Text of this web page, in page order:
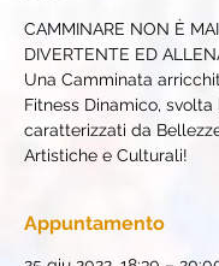
CAMMINARE NON È
DIVERTENTE ED
Una Camminata
Fitness Dinamico,
caratterizzati da
Artistiche e Culturali!
Appuntamento